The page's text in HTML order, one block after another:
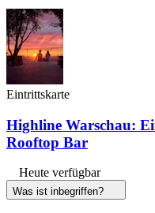
Eintrittskarte
Highline Warschau:
Rooftop Bar
Heute verfügbar
Was ist inbegriffen?